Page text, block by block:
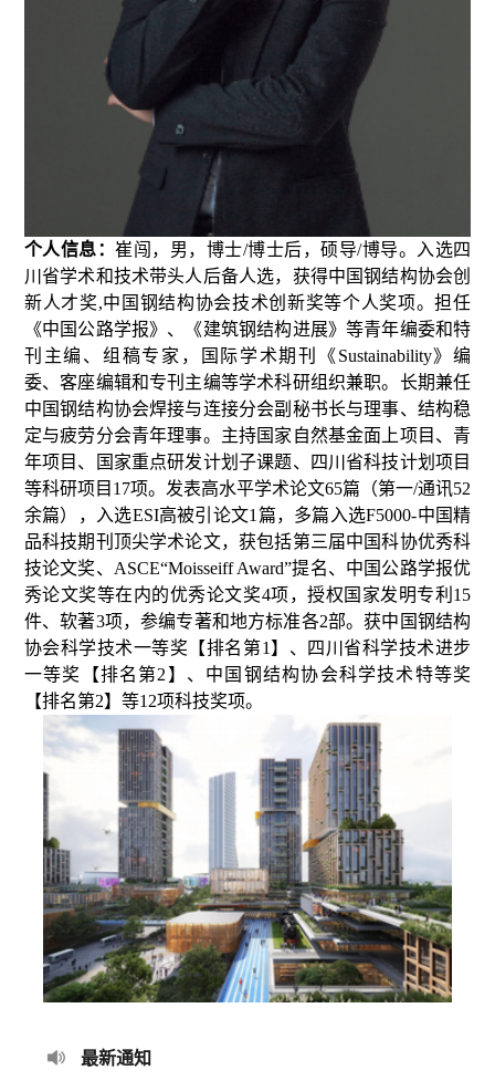
个人信息：崔闯，男，博士/博士后，硕导/博导。入选四
川省学术和技术带头人后备人选，获得中国钢结构协会创
新人才奖,中国钢结构协会技术创新奖等个人奖项。担任
《中国公路学报》、《建筑钢结构进展》等青年编委和特
刊主编、组稿专家，国际学术期刊《Sustainability》编
委、客座编辑和专刊主编等学术科研组织兼职。长期兼任
中国钢结构协会焊接与连接分会副秘书长与理事、结构稳
定与疲劳分会青年理事。主持国家自然基金面上项目、青
年项目、国家重点研发计划子课题、四川省科技计划项目
等科研项目17项。发表高水平学术论文65篇（第一/通讯52
余篇），入选ESI高被引论文1篇，多篇入选F5000-中国精
品科技期刊顶尖学术论文，获包括第三届中国科协优秀科
技论文奖、ASCE“Moisseiff Award”提名、中国公路学报优
秀论文奖等在内的优秀论文奖4项，授权国家发明专利15
件、软著3项，参编专著和地方标准各2部。获中国钢结构
协会科学技术一等奖【排名第1】、四川省科学技术进步
一等奖【排名第2】、中国钢结构协会科学技术特等奖
【排名第2】等12项科技奖项。
最新通知